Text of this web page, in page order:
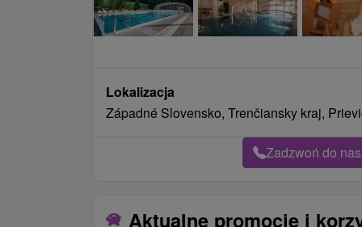
Lokalizacja
Západné Slovensko, Trenčiansky kraj,
Zadzwoń do
Aktualne promocje i